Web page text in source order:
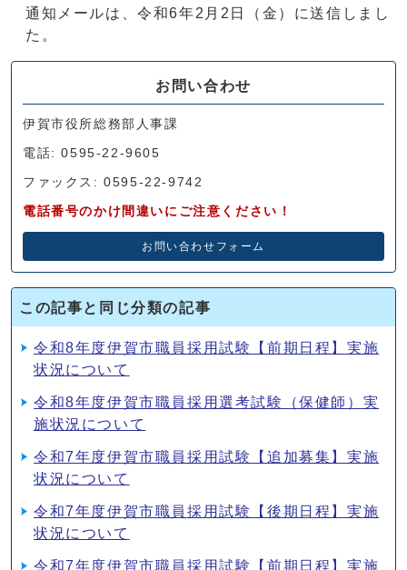
通知メールは、令和6年2月2日（金）に送信しまし
た。
お問い合わせ
伊賀市役所総務部人事課
電話: 0595-22-9605
ファックス: 0595-22-9742
電話番号のかけ間違いにご注意ください！
お問い合わせフォーム
この記事と同じ分類の記事
令和8年度伊賀市職員採用試験【前期日程】実施
状況について
令和8年度伊賀市職員採用選考試験（保健師）実
施状況について
令和7年度伊賀市職員採用試験【追加募集】実施
状況について
令和7年度伊賀市職員採用試験【後期日程】実施
状況について
令和7年度伊賀市職員採用試験【前期日程】実施